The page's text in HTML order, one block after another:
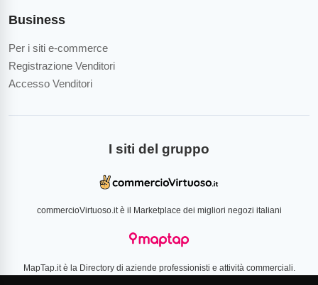
Business
Per i siti e-commerce
Registrazione Venditori
Accesso Venditori
I siti del gruppo
commercioVirtuoso.it è il Marketplace dei migliori negozi italiani
MapTap.it è la Directory di aziende professionisti e attività commerciali.